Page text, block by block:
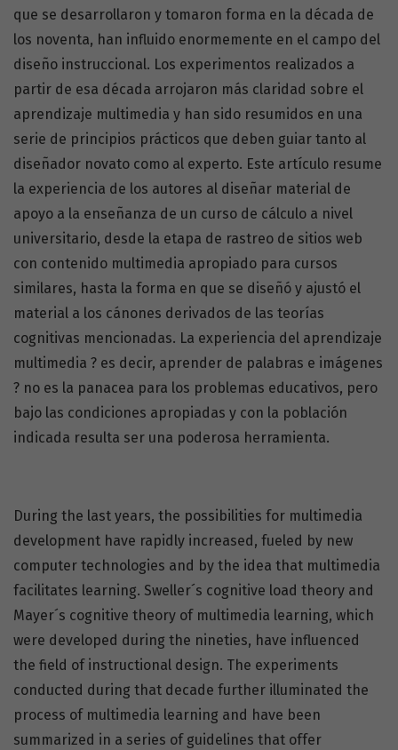
que se desarrollaron y tomaron forma en la década de
los noventa, han influido enormemente en el campo del
diseño instruccional. Los experimentos realizados a
partir de esa década arrojaron más claridad sobre el
aprendizaje multimedia y han sido resumidos en una
serie de principios prácticos que deben guiar tanto al
diseñador novato como al experto. Este artículo resume
la experiencia de los autores al diseñar material de
apoyo a la enseñanza de un curso de cálculo a nivel
universitario, desde la etapa de rastreo de sitios web
con contenido multimedia apropiado para cursos
similares, hasta la forma en que se diseñó y ajustó el
material a los cánones derivados de las teorías
cognitivas mencionadas. La experiencia del aprendizaje
multimedia ? es decir, aprender de palabras e imágenes
? no es la panacea para los problemas educativos, pero
bajo las condiciones apropiadas y con la población
indicada resulta ser una poderosa herramienta.
During the last years, the possibilities for multimedia
development have rapidly increased, fueled by new
computer technologies and by the idea that multimedia
facilitates learning. Sweller´s cognitive load theory and
Mayer´s cognitive theory of multimedia learning, which
were developed during the nineties, have influenced
the field of instructional design. The experiments
conducted during that decade further illuminated the
process of multimedia learning and have been
summarized in a series of guidelines that offer